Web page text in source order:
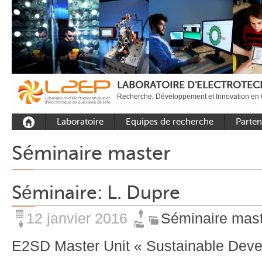
LABORATOIRE
Recherche, Développement et Innovation en
Laboratoire
Outils et moyens
expérimentaux
Plateformes
Rayonnement
Recrutement
Publications
Equipes de recherche
Equipe Electronique de
puissance
Equipe Outils et
Méthodes Numériques
Equipe Réseaux
Séminaire master
Séminaire: L. Dupre
12 janvier 2016
Séminaire
E2SD Master Unit « Sustainable